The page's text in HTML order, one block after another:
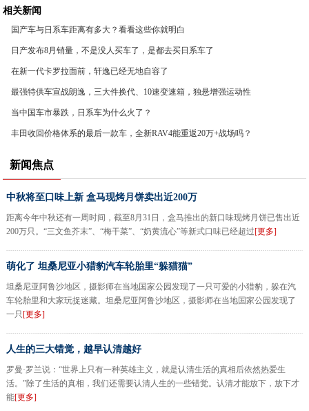
相关新闻
国产车与日系车距离有多大？看看这些你就明白
​日产发布8月销量，不是没人买车了，是都去买日系车了
在新一代卡罗拉面前，轩逸已经无地自容了
最强特供车宣战朗逸，三大件换代、10速变速箱，独悬增强运动性
当中国车市暴跌，日系车为什么火了？
丰田收回价格体系的最后一款车，全新RAV4能重返20万+战场吗？
新闻焦点
中秋将至口味上新 盒马现烤月饼卖出近200万
距离今年中秋还有一周时间，截至8月31日，盒马推出的新口味现烤月饼已售出近
200万只。“三文鱼芥末”、“梅干菜”、“奶黄流心”等新式口味已经超过[更多]
萌化了 坦桑尼亚小猎豹汽车轮胎里“躲猫猫”
坦桑尼亚阿鲁沙地区，摄影师在当地国家公园发现了一只可爱的小猎豹，躲在汽
车轮胎里和大家玩捉迷藏。坦桑尼亚阿鲁沙地区，摄影师在当地国家公园发现了
一只 [更多]
人生的三大错觉，越早认清越好
罗曼·罗兰说：“世界上只有一种英雄主义，就是认清生活的真相后依然热爱生
活。”除了生活的真相，我们还需要认清人生的一些错觉。认清才能放下，放下才
能[更多]